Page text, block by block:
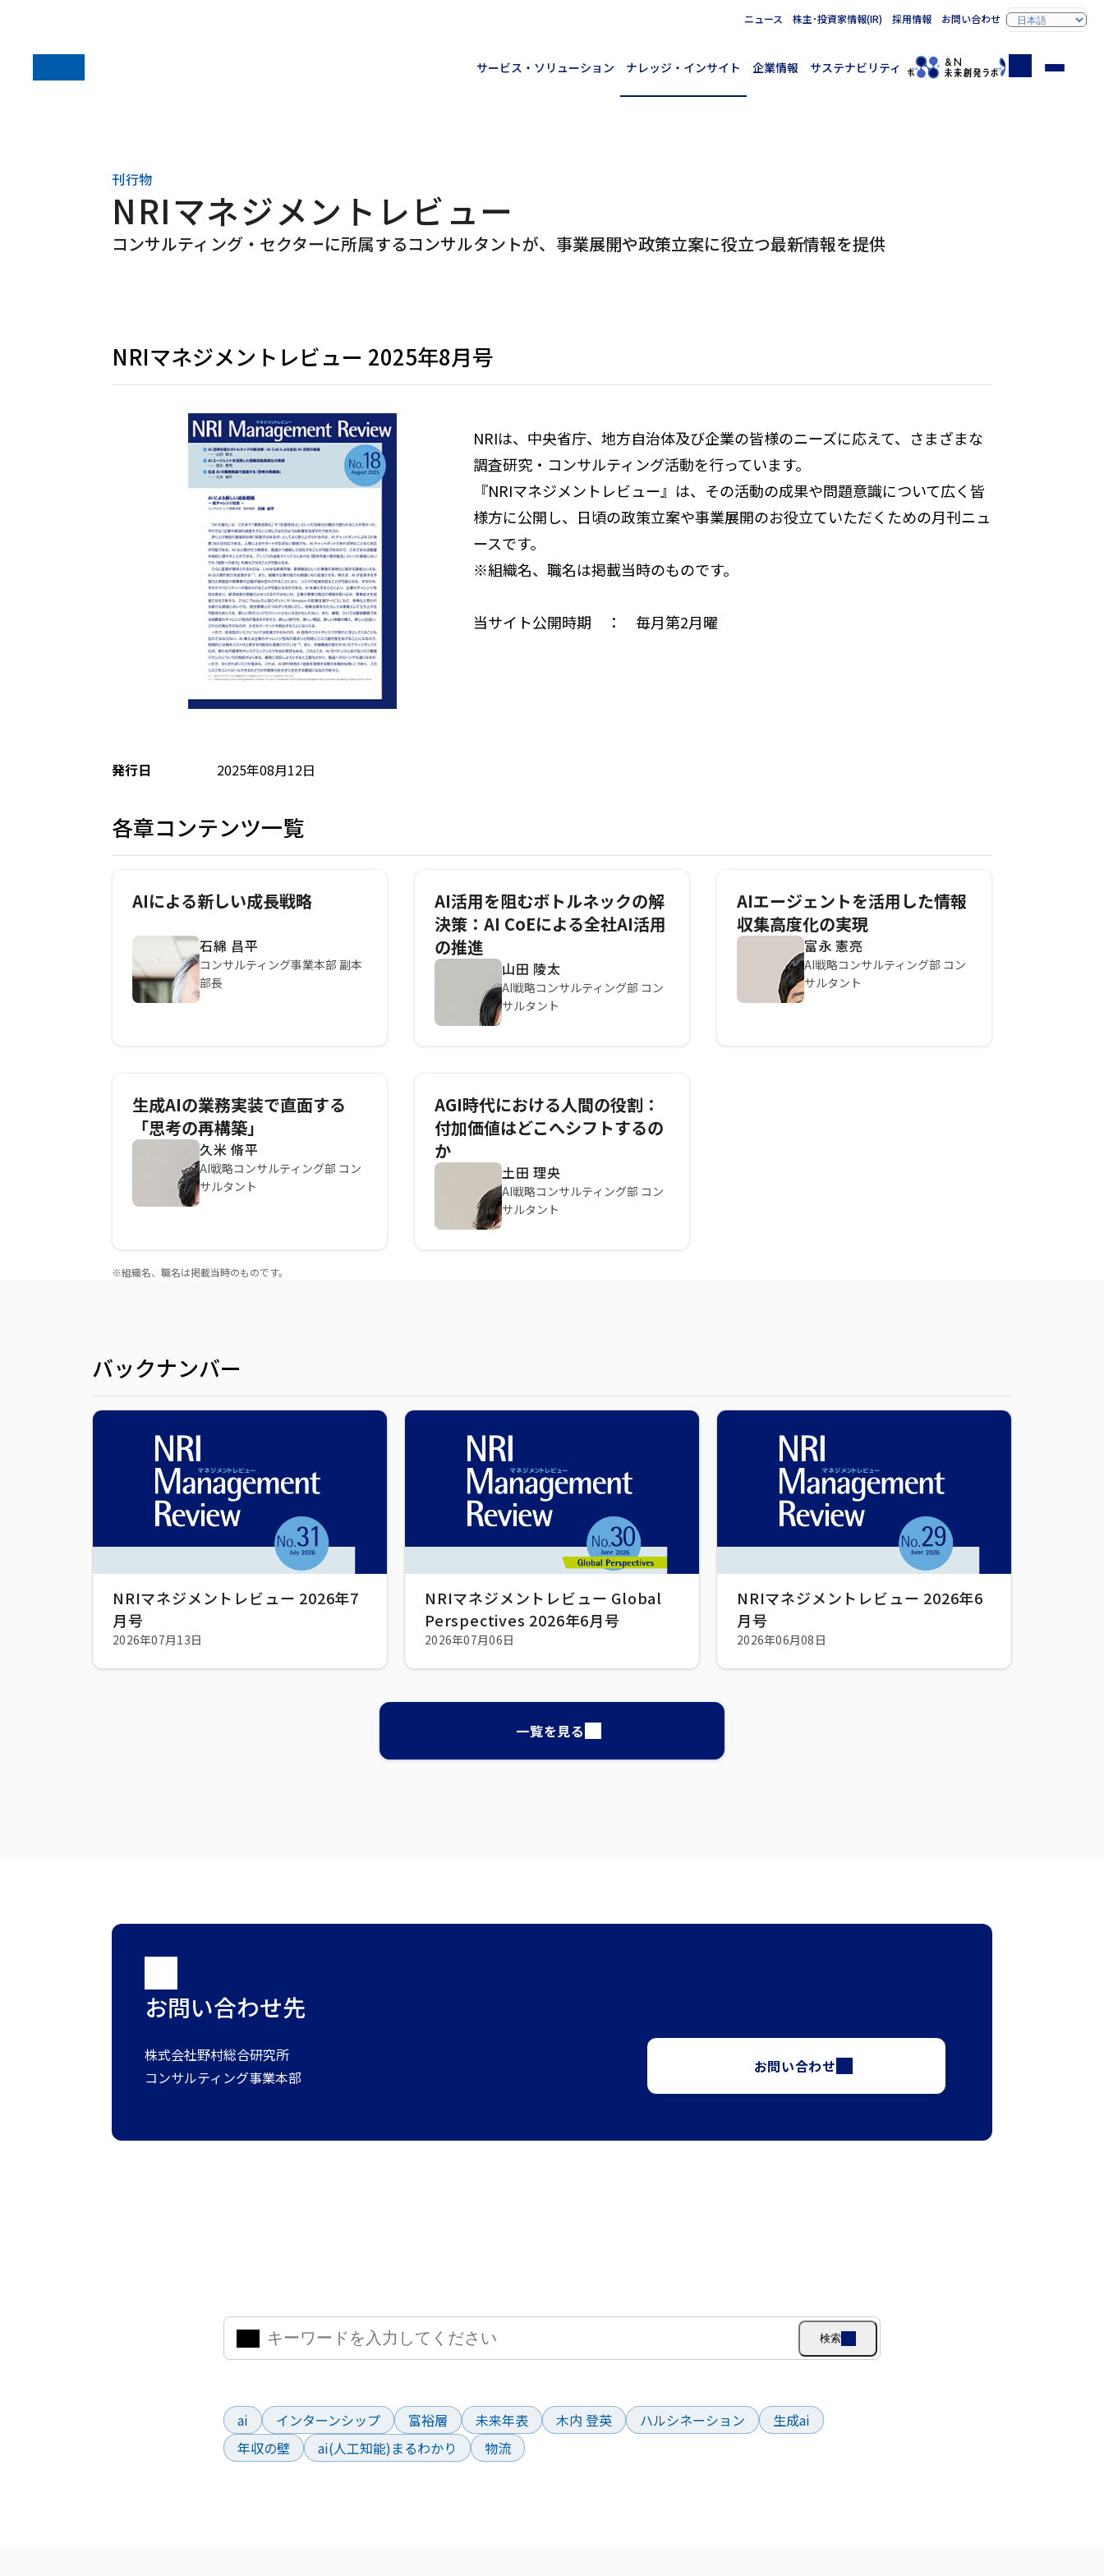
サービス・ソリューション ナレッジ・インサイト 企業情報 サステナビリティ
ニュース 株主･投資家情報(IR) 採用情報 お問い合わせ
刊行物
NRIマネジメントレビュー
コンサルティング・セクターに所属するコンサルタントが、事業展開や政策立案に役立つ最新情報を提供
NRIマネジメントレビュー 2025年8月号
発行日 2025年08月12日
NRIは、中央省庁、地方自治体及び企業の皆様のニーズに応えて、さまざまな
調査研究・コンサルティング活動を行っています。
『NRIマネジメントレビュー』は、その活動の成果や問題意識について広く皆
様方に公開し、日頃の政策立案や事業展開のお役立ていただくための月刊ニュ
ースです。
※組織名、職名は掲載当時のものです。
当サイト公開時期 ： 毎月第2月曜
各章コンテンツ一覧
AIによる新しい成長戦略
石綿 昌平
コンサルティング事業本部 副本
部長
AI活用を阻むボトルネックの解
決策：AI CoEによる全社AI活用
の推進
山田 陵太
AI戦略コンサルティング部 コン
サルタント
AIエージェントを活用した情報
収集高度化の実現
富永 憲亮
AI戦略コンサルティング部 コン
サルタント
生成AIの業務実装で直面する
「思考の再構築」
久米 脩平
AI戦略コンサルティング部 コン
サルタント
AGI時代における人間の役割：
付加価値はどこへシフトするの
か
土田 理央
AI戦略コンサルティング部 コン
サルタント
※組織名、職名は掲載当時のものです。
バックナンバー
NRIマネジメントレビュー 2026年7
月号
2026年07月13日
NRIマネジメントレビュー Global
Perspectives 2026年6月号
2026年07月06日
NRIマネジメントレビュー 2026年6
月号
2026年06月08日
一覧を見る
お問い合わせ先
株式会社野村総合研究所
コンサルティング事業本部
お問い合わせ
検索
ai
インターンシップ 富裕層 未来年表 木内 登英 ハルシネーション
生成ai
年収の壁
ai(人工知能)まるわかり 物流